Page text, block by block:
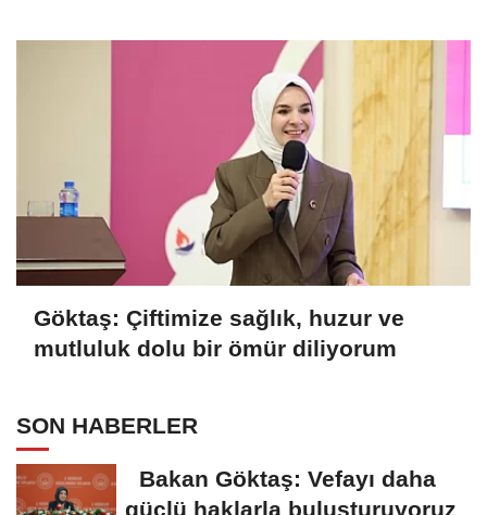
Göktaş: Çiftimize sağlık, huzur ve
mutluluk dolu bir ömür diliyorum
SON HABERLER
Bakan Göktaş: Vefayı daha
güçlü haklarla buluşturuyoruz